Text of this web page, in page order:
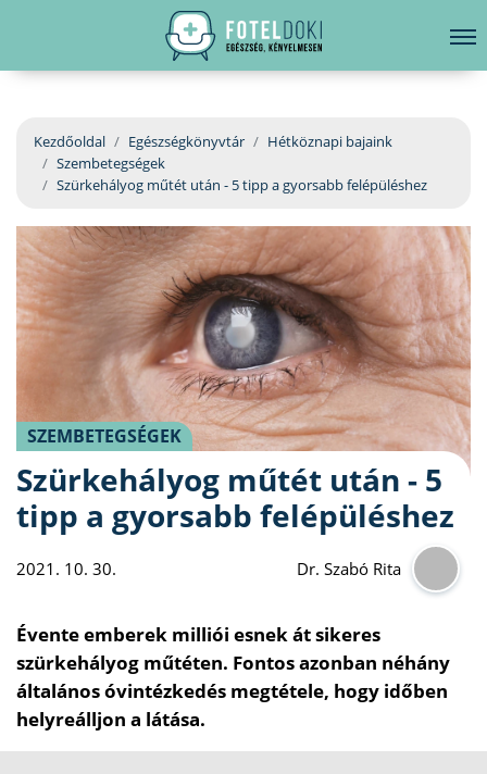
EGÉSZSÉGKÖNYVTÁR
BETEGSÉGKALAUZ
ÜGYELETKERESŐ
ORVOS VÁLASZOL
ORVOSKERESŐ
hirdetés
Kezdőoldal Egészségkönyvtár
Hétköznapi bajaink
Szembetegségek
Szürkehályog műtét után - 5 tipp a gyorsabb felépüléshez
SZEMBETEGSÉGEK
Szürkehályog műtét után - 5
tipp a gyorsabb felépüléshez
2021. 10. 30. Dr. Szabó Rita
Évente emberek milliói esnek át sikeres
szürkehályog műtéten. Fontos azonban néhány
általános óvintézkedés megtétele, hogy időben
helyreálljon a látása.